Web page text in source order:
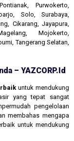
Purwokerto,
Solo, Surabaya,
Cikarang, Jayapura,
Mojokerto,
Tangerang Selatan,
– YAZCORP.id
untuk mendukung
yang tepat sangat
pengelolaan
membahas mengapa
untuk mendukung